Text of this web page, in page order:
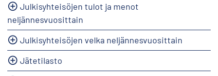
Julkisyhteisöjen tulot ja menot
neljännesvuosittain
Julkisyhteisöjen velka neljännesvuosittain
Jätetilasto